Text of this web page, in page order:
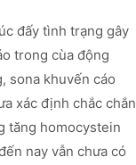
đấy tình trạng gây
trong cùa động
sona khuvến cáo
xác định chắc chắn
tăng homocystein
nay vẫn chưa có